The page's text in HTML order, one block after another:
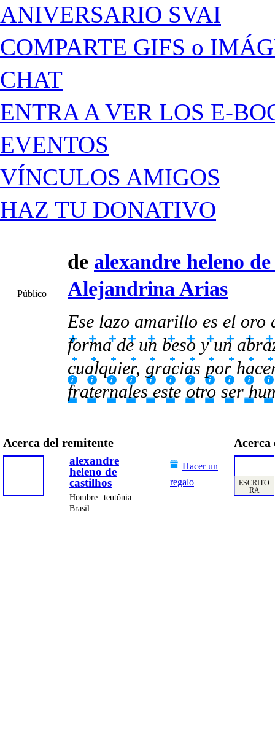
ANIVERSARIO SVAI
COMPARTE GIFS o
CHAT
ENTRA A VER LOS E-
EVENTOS
VÍNCULOS AMIGOS
HAZ TU DONATIVO
Público
de alexandre heleno
Alejandrina Arias
Ese lazo amarillo es el oro
forma de un beso y un
cualquier, gracias por
fraternales este otro ser
Acerca del remitente
alexandre
heleno de
castilhos
Hombre
teutônia
Brasil
Hacer un
regalo
Acerca
ESCRITO
RA
RECONO